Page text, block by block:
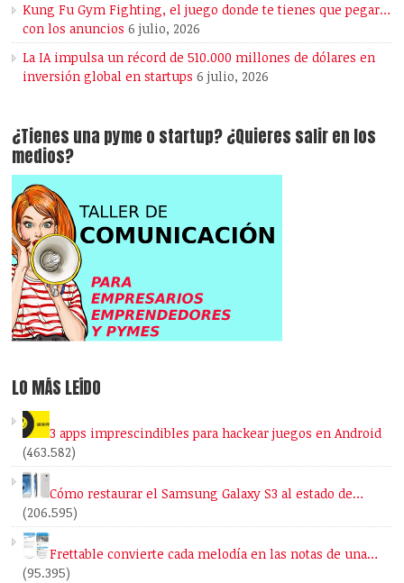
Kung Fu Gym Fighting, el juego donde te tienes que pegar…
con los anuncios 6 julio, 2026
La IA impulsa un récord de 510.000 millones de dólares en
inversión global en startups 6 julio, 2026
¿Tienes una pyme o startup? ¿Quieres salir en los
medios?
LO MÁS LEÍDO
3 apps imprescindibles para hackear juegos en Android
(463.582)
Cómo restaurar el Samsung Galaxy S3 al estado de…
(206.595)
Frettable convierte cada melodía en las notas de una…
(95.395)